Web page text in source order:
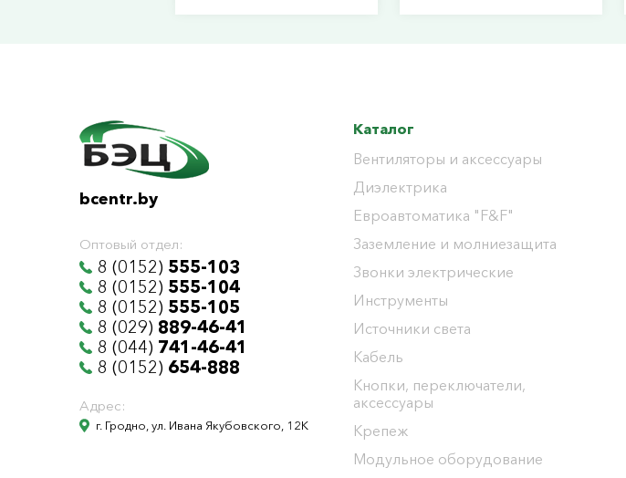
bcentr.by
Оптовый отдел:
8 (0152) 555-103
8 (0152) 555-104
8 (0152) 555-105
8 (029) 889-46-41
8 (044) 741-46-41
8 (0152) 654-888
Адрес:
г. Гродно, ул. Ивана Якубовского, 12К
Каталог
Вентиляторы и аксессуары
Диэлектрика
Евроавтоматика "F&F"
Заземление и молниезащита
Звонки электрические
Инструменты
Источники света
Кабель
Кнопки, переключатели,
аксессуары
Крепеж
Модульное оборудование